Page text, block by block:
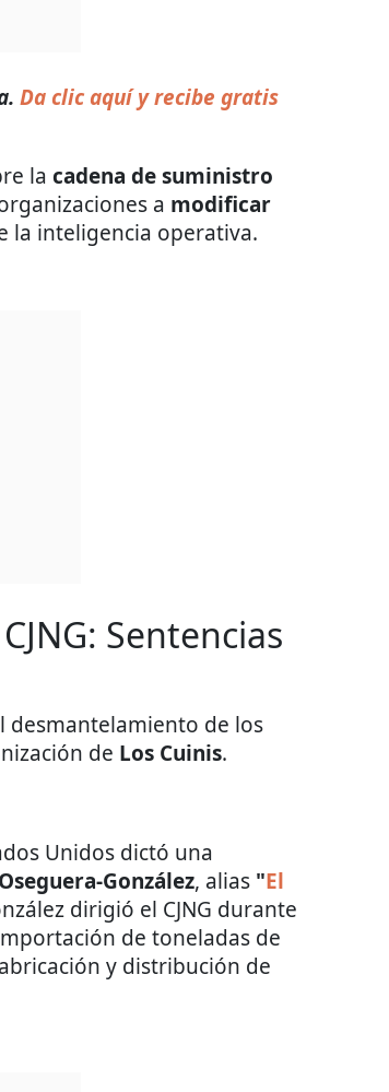
Da clic aquí y recibe gratis
la cadena de suministro
a modificar
la inteligencia operativa.
Sentencias
desmantelamiento de los
de Los Cuinis.
Unidos dictó una
González, alias "El
dirigió el CJNG durante
de toneladas de
y distribución de